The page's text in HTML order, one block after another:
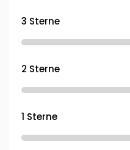
3 Sterne
2 Sterne
1 Sterne